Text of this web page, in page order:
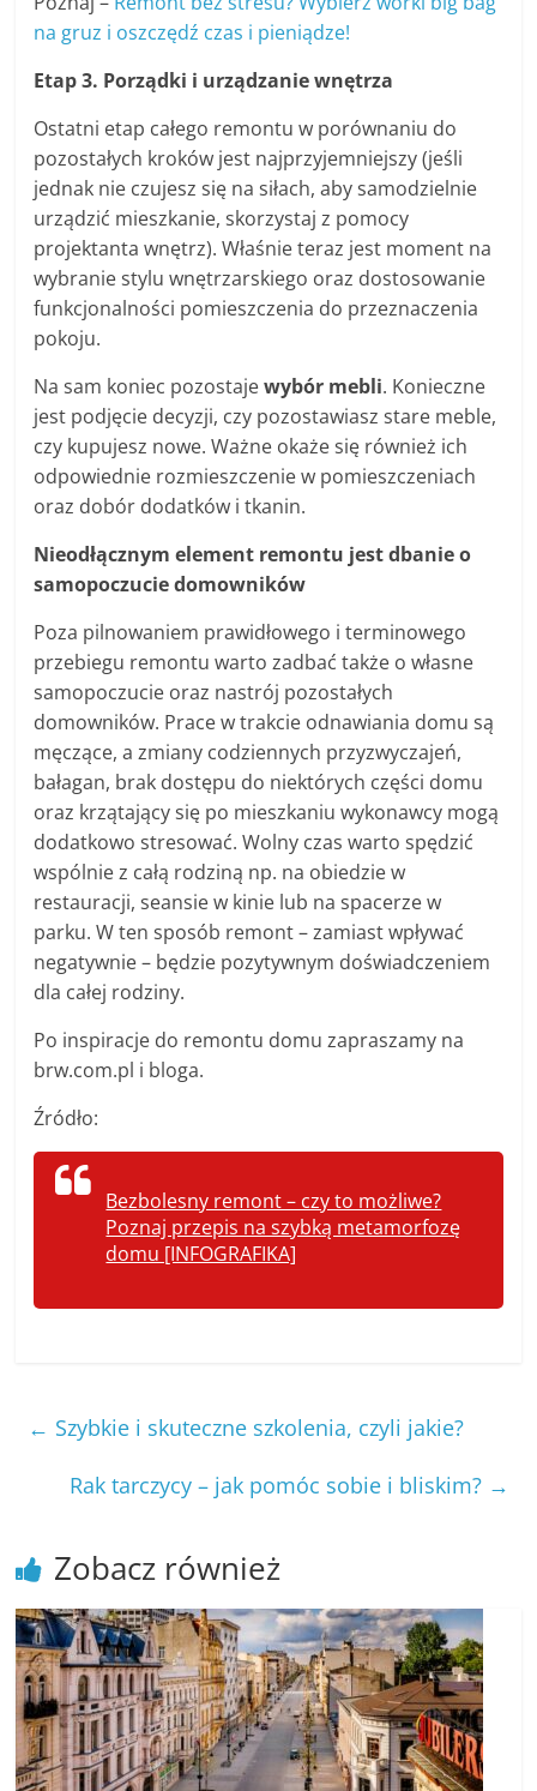
na gruz i oszczędź czas i pieniądze!
Etap 3. Porządki i urządzanie wnętrza
Ostatni etap całego remontu w porównaniu do
pozostałych kroków jest najprzyjemniejszy (jeśli
jednak nie czujesz się na siłach, aby samodzielnie
urządzić mieszkanie, skorzystaj z pomocy
projektanta wnętrz). Właśnie teraz jest moment na
wybranie stylu wnętrzarskiego oraz dostosowanie
funkcjonalności pomieszczenia do przeznaczenia
pokoju.
Na sam koniec pozostajewybór mebli. Konieczne
jest podjęcie decyzji, czy pozostawiasz stare meble,
czy kupujesz nowe. Ważne okaże się również ich
odpowiednie rozmieszczenie w pomieszczeniach
oraz dobór dodatków i tkanin.
Nieodłącznym element remontu jest dbanie o
samopoczucie domowników
Poza pilnowaniem prawidłowego i terminowego
przebiegu remontu warto zadbać także o własne
samopoczucie oraz nastrój pozostałych
domowników. Prace w trakcie odnawiania domu są
męczące, a zmiany codziennych przyzwyczajeń,
bałagan, brak dostępu do niektórych części domu
oraz krzątający się po mieszkaniu wykonawcy mogą
dodatkowo stresować. Wolny czas warto spędzić
wspólnie z całą rodziną np. na obiedzie w
restauracji, seansie w kinie lub na spacerze w
parku. W ten sposób remont – zamiast wpływać
negatywnie – będzie pozytywnym doświadczeniem
dla całej rodziny.
Po inspiracje do remontu domu zapraszamy na
brw.com.pl i bloga.
Źródło:
Bezbolesny remont – czy to możliwe?
Poznaj przepis na szybką metamorfozę
domu [INFOGRAFIKA]
← Szybkie i skuteczne szkolenia, czyli jakie?
Rak tarczycy – jak pomóc sobie i bliskim? →
Zobacz również